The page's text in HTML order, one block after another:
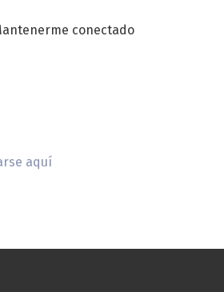
conectado
aquí